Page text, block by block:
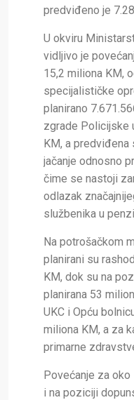
predviđeno je
U okviru
vidljivo je
15,2 miliona KM,
specijalističke
planirano
zgrade Policijske
KM, a
jačanje odnosno
čime se nastoji
odlazak
službenika u
Na potrošačkom
planirani su
KM, dok su na
planirana 53
UKC i Opću
miliona KM, a za
primarne
Povećanje za
i na poziciji